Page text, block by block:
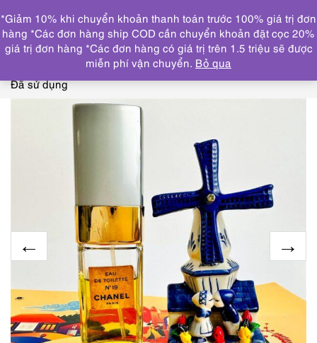
DANH MỤC
Trang chủ THƯƠNG HIỆU NỔI BẬT CHANEL
0013-
CHANEL No 19 Eau de Toilette spray 100ml-Nước hoa nữ-
Đã sử dụng
*Giảm 10% khi chuyển khoản thanh toán trước 100% giá trị đơn
hàng *Các đơn hàng ship COD cần chuyển khoản đặt cọc 20%
giá trị đơn hàng *Các đơn hàng có giá trị trên 1.5 triệu sẽ được
miễn phí vận chuyển. Bỏ qua